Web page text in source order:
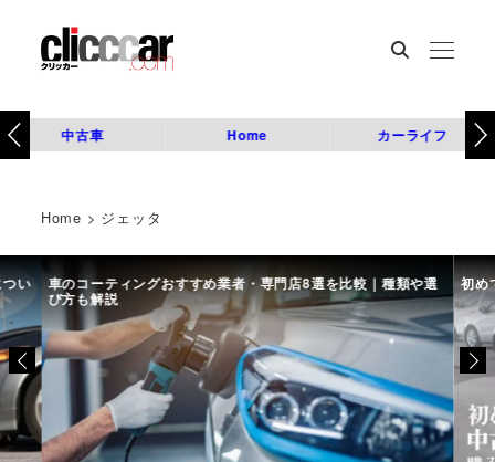
中古車 Home カーライフ
Home > ジェッタ
い 車のコーティングおすすめ業者・専門店8選を比較｜種類や選
び方も解説
初め